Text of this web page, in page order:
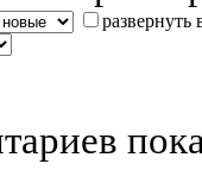
развернуть